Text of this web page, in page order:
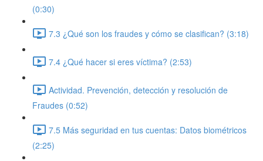
(0:30)
7.3 ¿Qué son los fraudes y cómo se clasifican? (3:18)
7.4 ¿Qué hacer si eres víctima? (2:53)
Actividad. Prevención, detección y resolución de
Fraudes (0:52)
7.5 Más seguridad en tus cuentas: Datos biométricos
(2:25)